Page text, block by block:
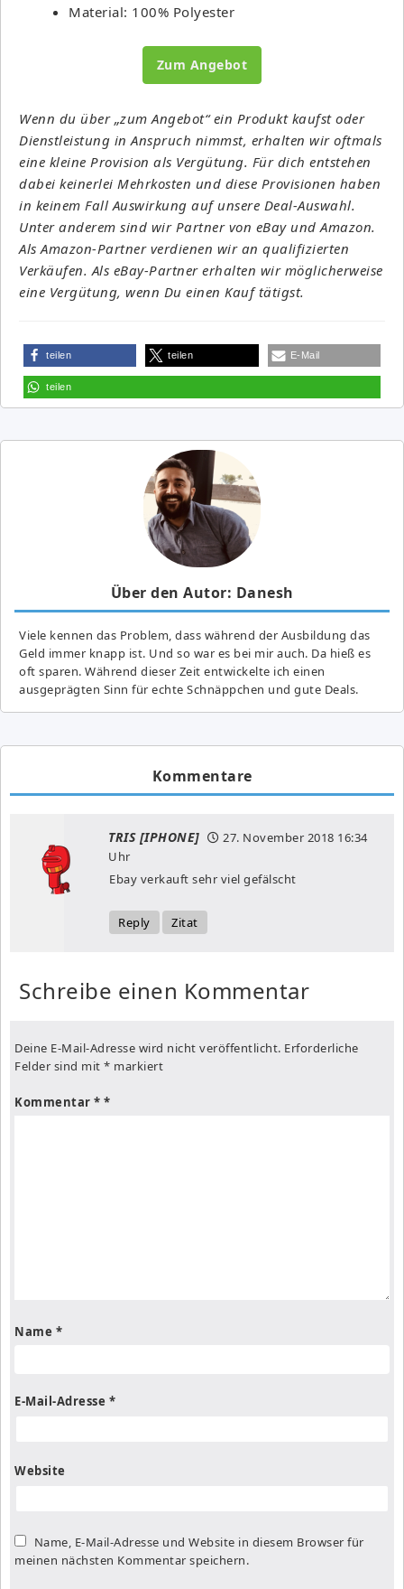
Material: 100% Polyester
Zum Angebot
Wenn du über „zum Angebot“ ein Produkt kaufst oder
Dienstleistung in Anspruch nimmst, erhalten wir oftmals
eine kleine Provision als Vergütung. Für dich entstehen
dabei keinerlei Mehrkosten und diese Provisionen haben
in keinem Fall Auswirkung auf unsere Deal-Auswahl.
Unter anderem sind wir Partner von eBay und Amazon.
Als Amazon-Partner verdienen wir an qualifizierten
Verkäufen. Als eBay-Partner erhalten wir möglicherweise
eine Vergütung, wenn Du einen Kauf tätigst.
teilen teilen E-Mail
teilen
Über den Autor: Danesh
Viele kennen das Problem, dass während der Ausbildung das
Geld immer knapp ist. Und so war es bei mir auch. Da hieß es
oft sparen. Während dieser Zeit entwickelte ich einen
ausgeprägten Sinn für echte Schnäppchen und gute Deals.
Kommentare
TRIS [IPHONE] 27. November 2018 16:34
Uhr
Ebay verkauft sehr viel gefälscht
Reply Zitat
Schreibe einen Kommentar
Deine E-Mail-Adresse wird nicht veröffentlicht. Erforderliche
Felder sind mit * markiert
Kommentar *
Name *
E-Mail-Adresse *
Website
Name, E-Mail-Adresse und Website in diesem Browser für
meinen nächsten Kommentar speichern.